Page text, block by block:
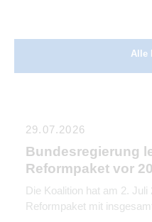
Alle
29.07.2026
Bundesregierung
Reformpaket vor
Die Koalition hat am 2.
Reformpaket mit